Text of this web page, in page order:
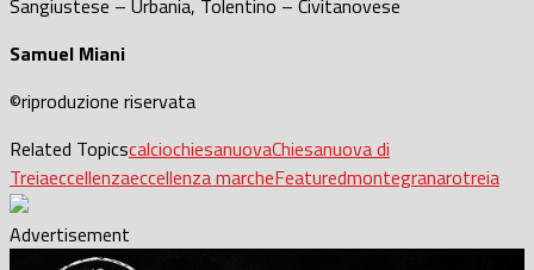
Sangiustese – Urbania, Tolentino – Civitanovese
Samuel Miani
©riproduzione riservata
Related TopicscalciochiesanuovaChiesanuova di
Treiaeccellenzaeccellenza marcheFeaturedmontegranarotreia
Advertisement